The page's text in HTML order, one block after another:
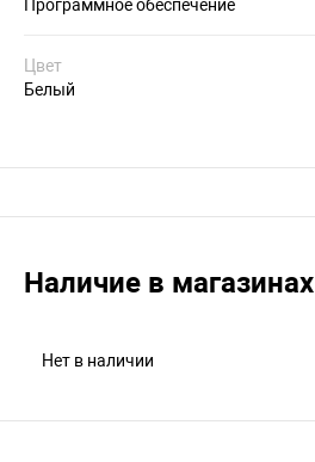
Программное обеспечение
Цвет
Белый
Наличие в магазинах
Нет в наличии